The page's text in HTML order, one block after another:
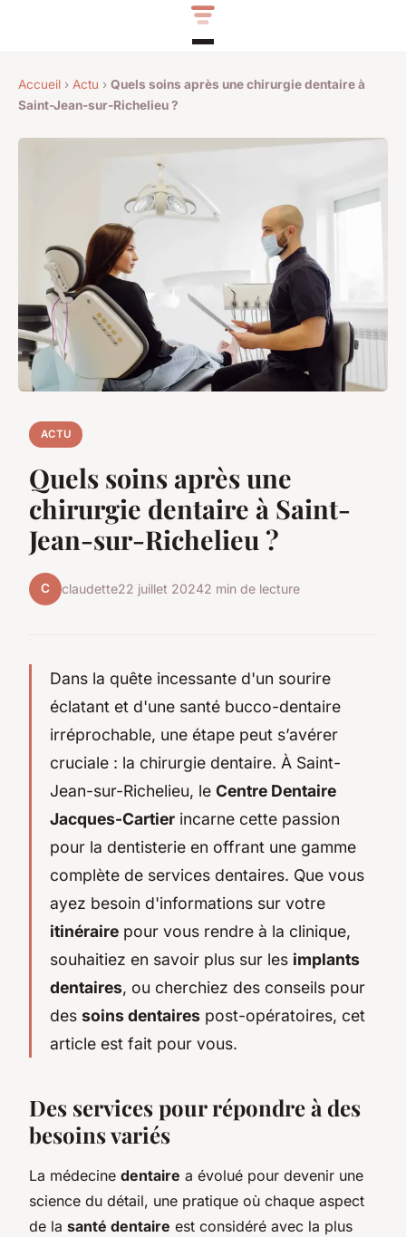
Accueil › Actu › Quels soins après une chirurgie dentaire à
Saint-Jean-sur-Richelieu ?
ACTU
Quels soins après une
chirurgie dentaire à Saint-
Jean-sur-Richelieu ?
C claudette22 juillet 20242 min de lecture
Dans la quête incessante d'un sourire
éclatant et d'une santé bucco-dentaire
irréprochable, une étape peut s’avérer
cruciale : la chirurgie dentaire. À Saint-
Jean-sur-Richelieu, le Centre Dentaire
Jacques-Cartier incarne cette passion
pour la dentisterie en offrant une gamme
complète de services dentaires. Que vous
ayez besoin d'informations sur votre
itinéraire pour vous rendre à la clinique,
souhaitiez en savoir plus sur les implants
dentaires, ou cherchiez des conseils pour
des soins dentaires post-opératoires, cet
article est fait pour vous.
Des services pour répondre à des
besoins variés
La médecine dentaire a évolué pour devenir une
science du détail, une pratique où chaque aspect
de la santé dentaire est considéré avec la plus